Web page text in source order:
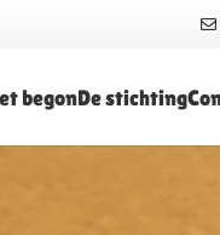
begonDe stichting